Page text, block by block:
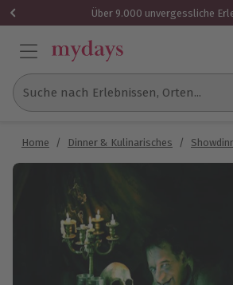
Über 9.000 unvergessliche
Suche nach Erlebnissen, Orten...
Home / Dinner & Kulinarisches /